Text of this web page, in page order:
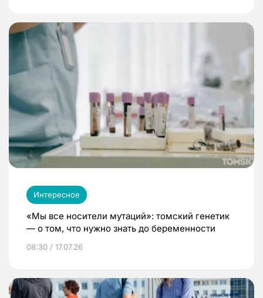
Интересное
«Мы все носители мутаций»: томский генетик
— о том, что нужно знать до беременности
08:30 / 17.07.26